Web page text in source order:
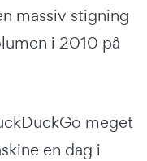
massiv stigning
i 2010 på
meget
en dag i